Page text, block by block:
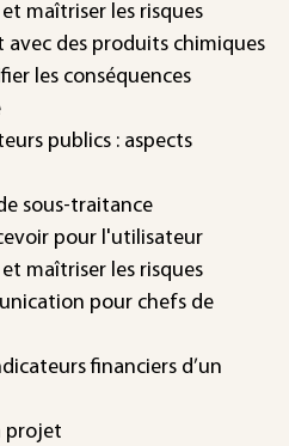
maîtriser les risques
avec des produits chimiques
les conséquences
publics : aspects
sous-traitance
pour l'utilisateur
maîtriser les risques
pour chefs de
financiers d’un
projet